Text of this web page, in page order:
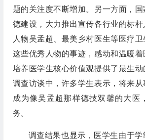
题的关注度不断增加。另一方面，
德建设，大力推出宣传各行业的标杆
人物吴孟超、最美乡村医生等医疗卫
这些优秀人物的事迹，感动和温暖
培养医学生核心价值观提供了最生
调查访谈中，许多学生表示，将来
成为像吴孟超那样德技双馨的大医
务。
调查结果也显示，医学生由于